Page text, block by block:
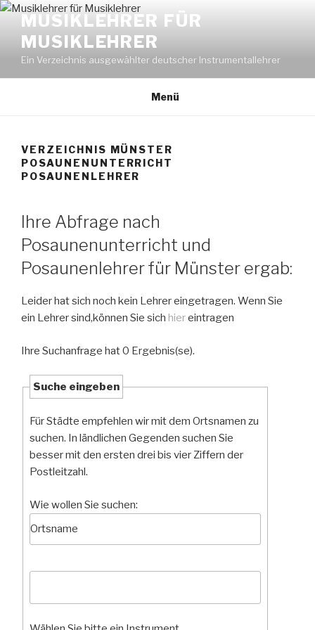
Zum
Inhalt
springen
MUSIKLEHRER FÜR
MUSIKLEHRER
Ein Verzeichnis ausgewählter deutscher Instrumentallehrer
Menü
VERZEICHNIS MÜNSTER
POSAUNENUNTERRICHT
POSAUNENLEHRER
Ihre Abfrage nach
Posaunenunterricht und
Posaunenlehrer für Münster ergab:
Leider hat sich noch kein Lehrer eingetragen. Wenn Sie
ein Lehrer sind,können Sie sich hiereintragen
Ihre Suchanfrage hat 0 Ergebnis(se).
Suche eingeben
Für Städte empfehlen wir mit dem Ortsnamen zu
suchen. In ländlichen Gegenden suchen Sie
besser mit den ersten drei bis vier Ziffern der
Postleitzahl.
Wie wollen Sie suchen: